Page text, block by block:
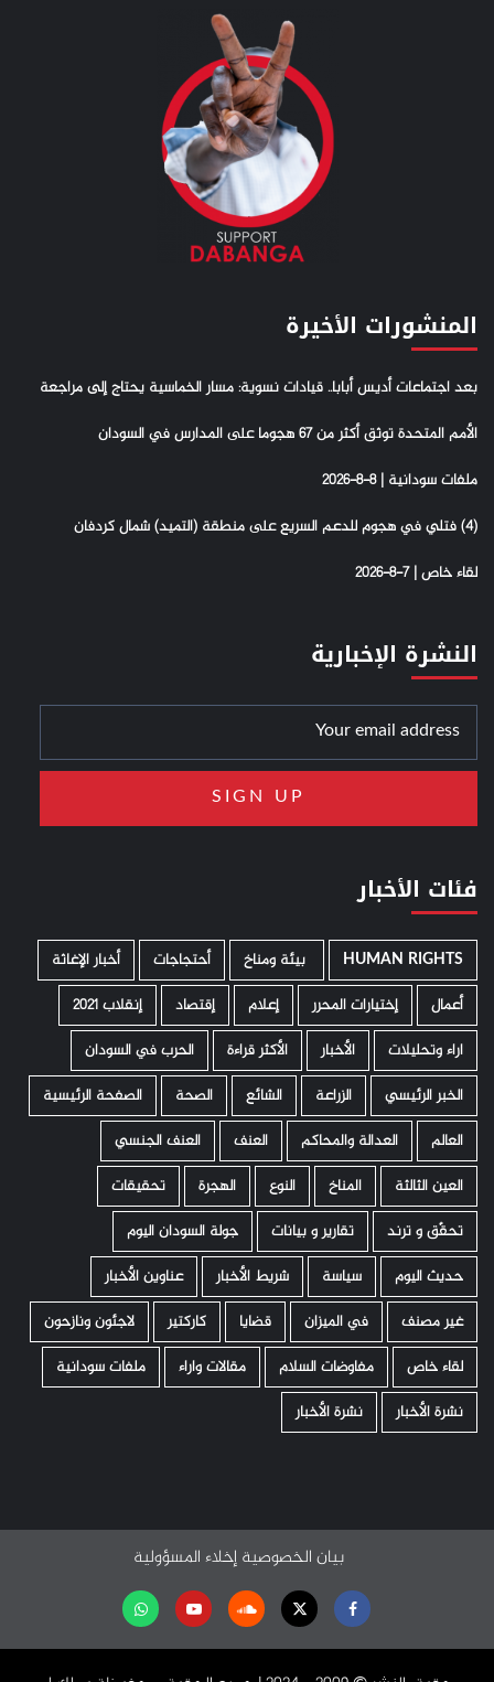
المنشورات الأخيرة
بعد اجتماعات أديس أبابا.. قيادات نسوية: مسار الخماسية يحتاج إلى مراجعة
الأمم المتحدة توثق أكثر من 67 هجوما على المدارس في السودان
ملفات سودانية | 8-8-2026
(4) فتلي في هجوم للدعم السريع على منطقة (التميد) شمال كردفان
لقاء خاص | 7-8-2026
النشرة الإخبارية
فئات الأخبار
HUMAN RIGHTS ­ بيئة ومناخ أحتجاجات
أخبار الإغاثة
أعمال
إختيارات المحرر إعلام إقتصاد
إنقلاب 2021
اراء وتحليلات
الأخبار الأكثر قراءة
الحرب في السودان
الخبر الرئيسي
الزراعة الشائع الصحة
الصفحة الرئيسية
العالم
العدالة والمحاكم العنف
العنف الجنسي
العين الثالثة
المناخ النوع الهجرة
تحقيقات
تحقّق و ترند
تقارير و بيانات
جولة السودان اليوم
حديث اليوم
سياسة شريط الأخبار
عناوين الأخبار
غير مصنف
في الميزان قضايا كاركتير
لاجئون ونازحون
لقاء خاص
مفاوضات السلام مقالات واراء
ملفات سودانية
نشرة الأخبار
نشرة الأخبار
بيان الخصوصية إخلاء المسؤولية
Facebook
Twitter
Soundcloud
Youtubeتابعنا